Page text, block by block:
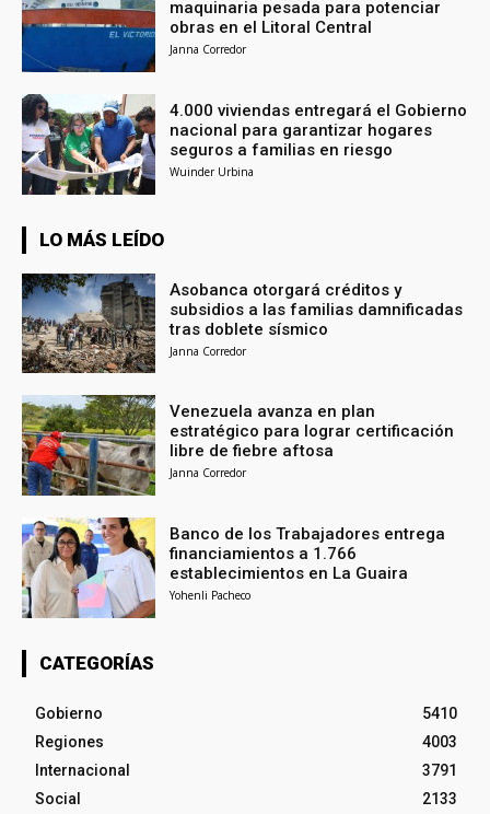
maquinaria pesada para potenciar
obras en el Litoral Central
Janna Corredor
4.000 viviendas entregará el Gobierno
nacional para garantizar hogares
seguros a familias en riesgo
Wuinder Urbina
LO MÁS LEÍDO
Asobanca otorgará créditos y
subsidios a las familias damnificadas
tras doblete sísmico
Janna Corredor
Venezuela avanza en plan
estratégico para lograr certificación
libre de fiebre aftosa
Janna Corredor
Banco de los Trabajadores entrega
financiamientos a 1.766
establecimientos en La Guaira
Yohenli Pacheco
CATEGORÍAS
Gobierno
5410
Regiones
4003
Internacional
3791
Social
2133